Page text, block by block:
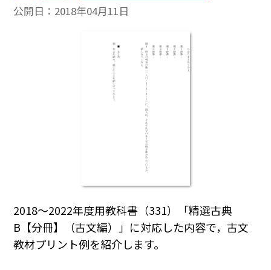
公開日： 2018年04月11日
2018～2022年度用教科書（331）「精選古典
B【分冊】（古文編）」に対応した内容で，古文
教材プリント例を紹介します。